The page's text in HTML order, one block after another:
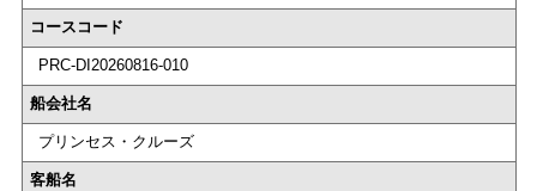
コースコード
PRC-DI20260816-010
船会社名
プリンセス・クルーズ
客船名